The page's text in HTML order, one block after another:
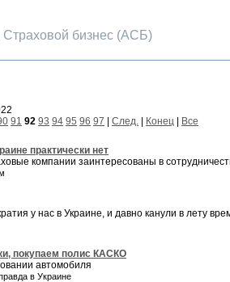
Страховой бизнес (АСБ)
91 92 93 94 95 96 97 След. Конец Все
практически нет
компании заинтересованы в
у нас в Украине, и давно канули в лету
покупаем полис КАСКО
автомобиля
в Украине